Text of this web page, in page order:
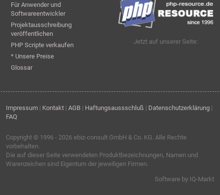
Für Anwender und
Softwareentwickler
Projektausschreibung
veröffentlichen
PHP Scripte verkaufen
* Unsere Preise
Glossar
Jetzt auf unserer Seite:
Impressum | Kontakt | AGB | Haftungsaussschluß | Datenschutzerklärung |
FAQ
Copyright © 1996 - 2026 ebiz-consult GmbH & Co. KG. Alle Rechte
vorbehalten.
Die auf dieser Seite verwendeten Produktbezeichnungen, Namen und
Warenzeichen sind Eigentum der jeweiligen Firmen.
Software by IQ-Markt